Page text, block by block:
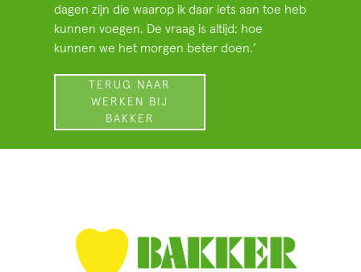
dagen zijn die waarop ik daar iets aan toe heb
kunnen voegen. De vraag is altijd: hoe
kunnen we het morgen beter doen.’
TERUG NAAR
WERKEN BIJ
BAKKER